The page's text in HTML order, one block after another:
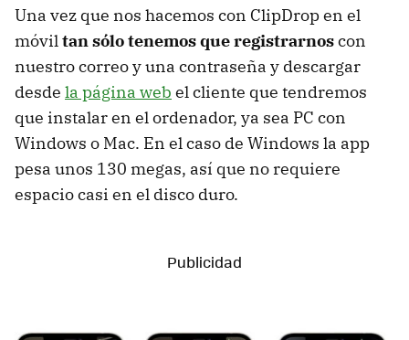
Una vez que nos hacemos con ClipDrop en el
móviltan sólo tenemos que registrarnoscon
nuestro correo y una contraseña y descargar
desde la página web el cliente que tendremos
que instalar en el ordenador, ya sea PC con
Windows o Mac. En el caso de Windows la app
pesa unos 130 megas, así que no requiere
espacio casi en el disco duro.